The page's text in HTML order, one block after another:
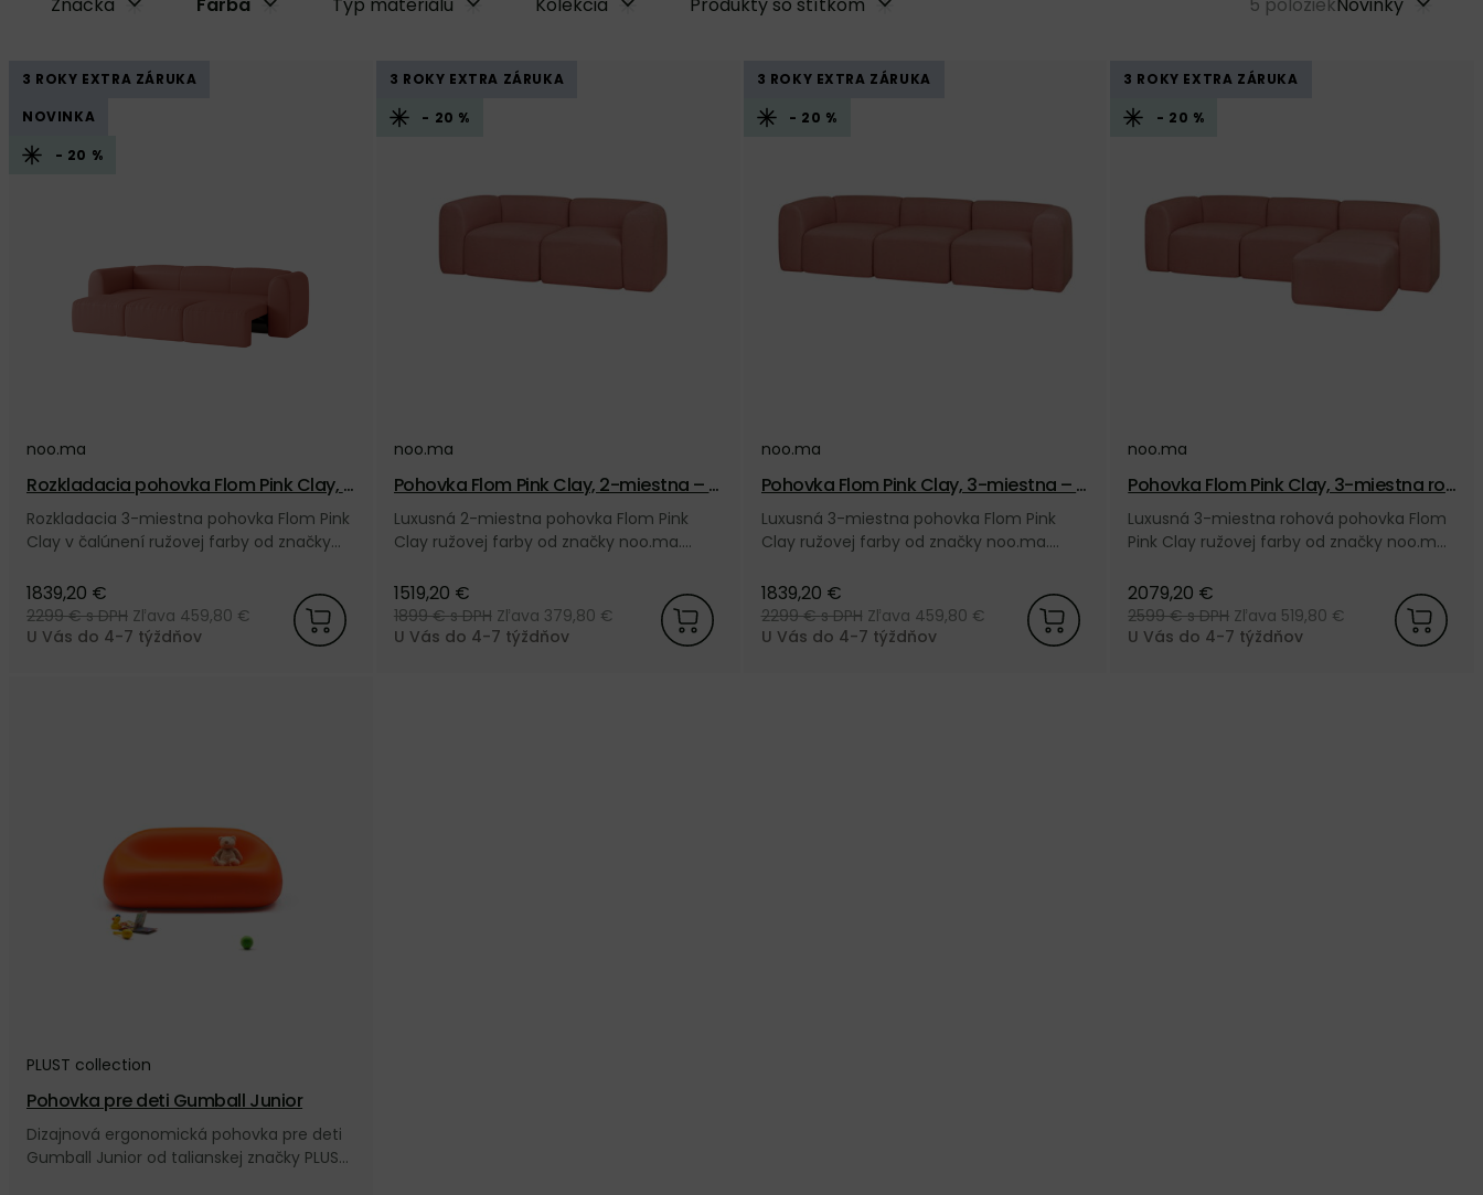
3 ROKY EXTRA ZÁRUKA
NOVINKA
- 20 %
noo.ma
Rozkladacia pohovka Flom Pink Clay, 3
-miestna – ružová
Rozkladacia 3-miestna pohovka Flom Pink
Clay v čalúnení ružovej farby od značky
záruku.
1839,20 €
2299 €s DPH Zľava 459,80 €
U Vás do 4-7 týždňov
3 ROKY EXTRA ZÁRUKA
- 20 %
noo.ma
Pohovka Flom Pink Clay, 2-miestna – r
užová
Luxusná 2-miestna pohovka Flom Pink
Clay ružovej farby od značky noo.ma.
1519,20 €
1899 €s DPH Zľava 379,80 €
U Vás do 4-7 týždňov
3 ROKY EXTRA ZÁRUKA
- 20 %
noo.ma
Pohovka Flom Pink Clay, 3-miestna – r
užová
Luxusná 3-miestna pohovka Flom Pink
Clay ružovej farby od značky noo.ma.
1839,20 €
2299 €s DPH Zľava 459,80 €
U Vás do 4-7 týždňov
3 ROKY EXTRA ZÁRUKA
- 20 %
noo.ma
Pohovka Flom Pink Clay, 3-miestna roh
ová – ružová
Luxusná 3-miestna rohová pohovka Flom
Pink Clay ružovej farby od značky noo.ma.
2079,20 €
2599 €s DPH Zľava 519,80 €
U Vás do 4-7 týždňov
PLUST collection
Pohovka pre deti Gumball Junior
Dizajnová ergonomická pohovka pre deti
Gumball Junior od talianskej značky PLUST